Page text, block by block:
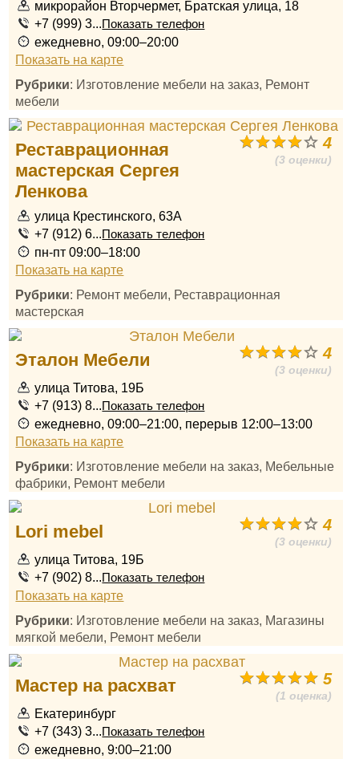
микрорайон Вторчермет, Братская улица, 18
+7 (999) 3...Показать телефон
ежедневно, 09:00–20:00
Показать на карте
Рубрики: Изготовление мебели на заказ, Ремонт
мебели
4
(3 оценки)
Реставрационная
мастерская Сергея
Ленкова
улица Крестинского, 63А
+7 (912) 6...Показать телефон
пн-пт 09:00–18:00
Показать на карте
Рубрики: Ремонт мебели, Реставрационная
мастерская
4
(3 оценки)
Эталон Мебели
улица Титова, 19Б
+7 (913) 8...Показать телефон
ежедневно, 09:00–21:00, перерыв 12:00–13:00
Показать на карте
Рубрики: Изготовление мебели на заказ, Мебельные
фабрики, Ремонт мебели
4
(3 оценки)
Lori mebel
улица Титова, 19Б
+7 (902) 8...Показать телефон
Показать на карте
Рубрики: Изготовление мебели на заказ, Магазины
мягкой мебели, Ремонт мебели
5
(1 оценка)
Мастер на расхват
Екатеринбург
+7 (343) 3...Показать телефон
ежедневно, 9:00–21:00